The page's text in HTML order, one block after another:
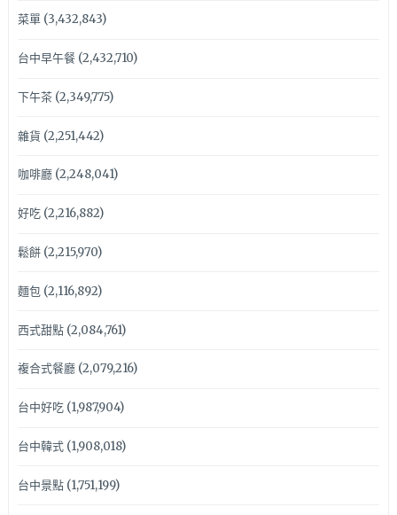
菜單(3,432,843)
台中早午餐(2,432,710)
下午茶(2,349,775)
雜貨 (2,251,442)
咖啡廳(2,248,041)
好吃(2,216,882)
鬆餅(2,215,970)
麵包(2,116,892)
西式甜點(2,084,761)
複合式餐廳(2,079,216)
台中好吃(1,987,904)
台中韓式(1,908,018)
台中景點(1,751,199)